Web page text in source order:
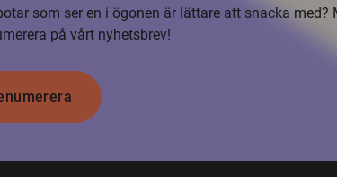
som ser en i ögonen är lättare att snacka med?
på vårt nyhetsbrev!